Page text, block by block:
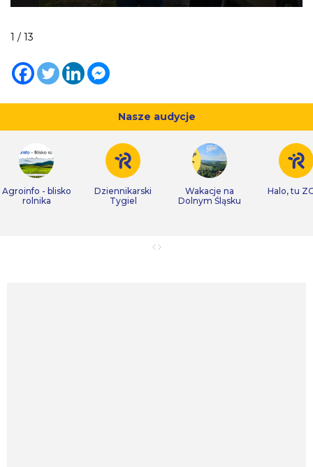
1 / 13
Nasze audycje
Agroinfo - blisko
rolnika
Dziennikarski
Tygiel
Wakacje na
Dolnym Śląsku
Halo, tu